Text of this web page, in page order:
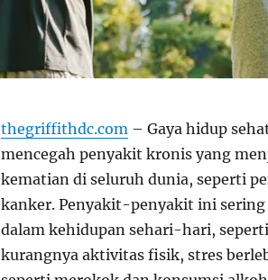
thegriffithdc.com– Gaya hidup
mencegah penyakit kronis yang
kematian di seluruh dunia, seperti
kanker. Penyakit-penyakit ini
dalam kehidupan sehari-hari,
kurangnya aktivitas fisik, stres